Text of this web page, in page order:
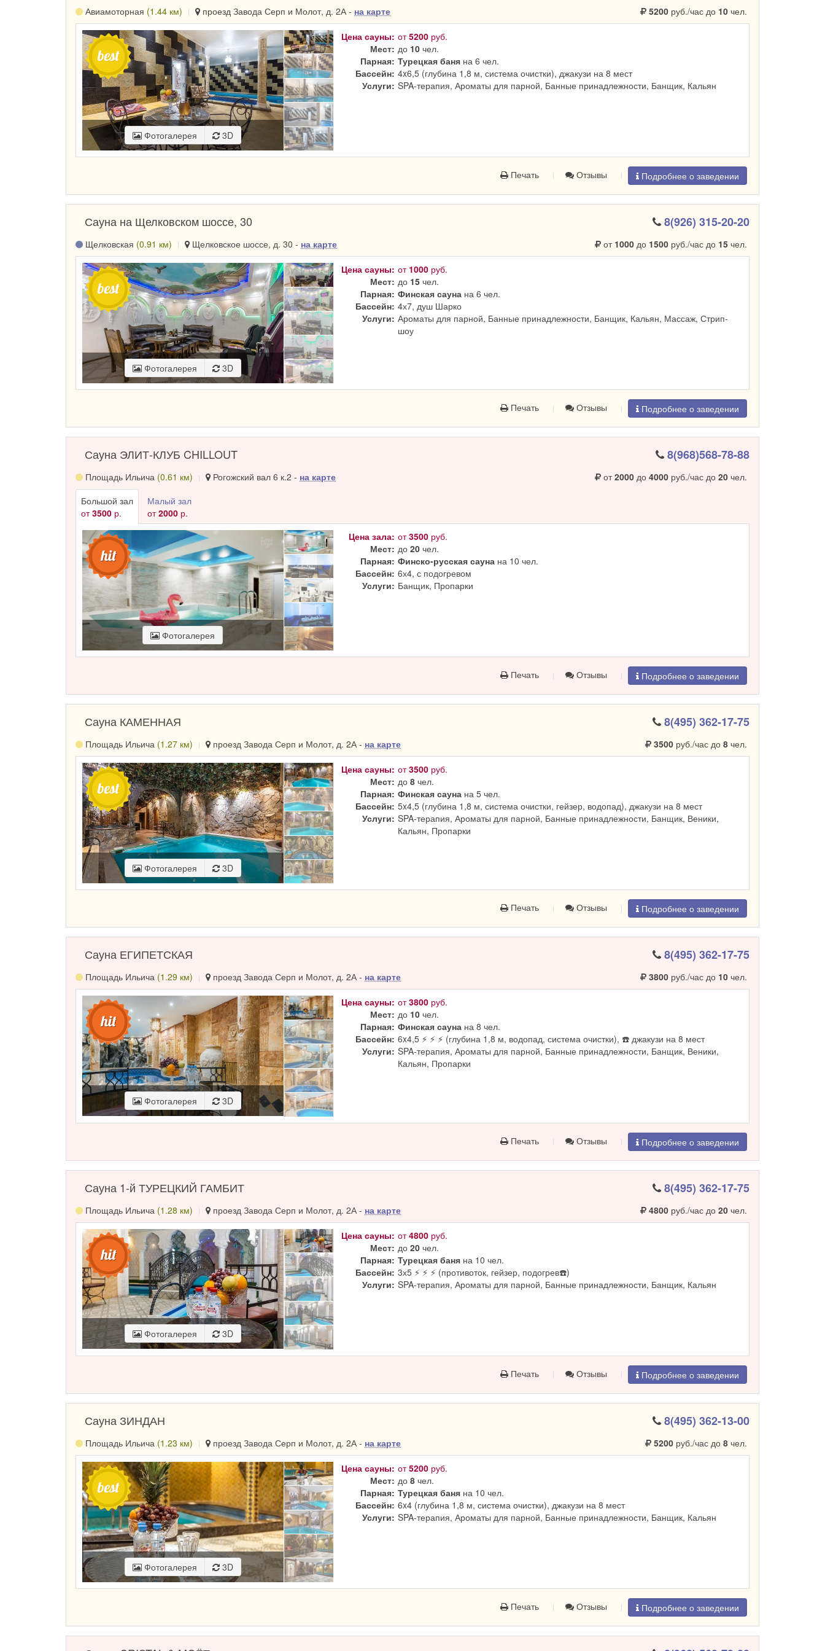
Авиамоторная (1.44 км) проезд Завода Серп и Молот, д. 2А - на карте 5200руб./час до 10чел.
Фотогалерея 3D
Цена сауны: от5200 руб.
Мест: до 10 чел.
Парная: Турецкая баня на 6 чел.
Бассейн: 4x6,5 (глубина 1,8 м, система очистки), джакузи на 8 мест
Услуги: SPA-терапия, Ароматы для парной, Банные принадлежности, Банщик, Кальян
Печать Отзывы Подробнее о заведении
Сауна на Щелковском шоссе, 30 8(926) 315-20-20
Щелковская (0.91 км) Щелковское шоссе, д. 30 - на карте от 1000до 1500руб./час до 15чел.
Фотогалерея 3D
Цена сауны: от 1000 руб.
Мест: до 15 чел.
Парная: Финская сауна на 6 чел.
Бассейн: 4х7, душ Шарко
Услуги: Ароматы для парной, Банные принадлежности, Банщик, Кальян, Массаж, Стрип-
шоу
Печать Отзывы Подробнее о заведении
Сауна ЭЛИТ-КЛУБ CHILLOUT 8(968)568-78-88
Площадь Ильича (0.61 км) Рогожский вал 6 к.2 - на карте от2000до 4000руб./час до 20чел.
Большой зал
от3500 р.
Малый зал
от2000 р.
Фотогалерея
Цена зала: от3500 руб.
Мест: до20 чел.
Парная: Финско-русская сауна на 10 чел.
Бассейн: 6х4, с подогревом
Услуги: Банщик, Пропарки
Печать Отзывы Подробнее о заведении
Сауна КАМЕННАЯ 8(495) 362-17-75
Площадь Ильича (1.27 км) проезд Завода Серп и Молот, д. 2А - на карте 3500руб./час до 8чел.
Фотогалерея 3D
Цена сауны: от3500 руб.
Мест: до8 чел.
Парная: Финская сауна на 5 чел.
Бассейн: 5x4,5 (глубина 1,8 м, система очистки, гейзер, водопад), джакузи на 8 мест
Услуги: SPA-терапия, Ароматы для парной, Банные принадлежности, Банщик, Веники,
Кальян, Пропарки
Печать Отзывы Подробнее о заведении
Сауна ЕГИПЕТСКАЯ 8(495) 362-17-75
Площадь Ильича (1.29 км) проезд Завода Серп и Молот, д. 2А - на карте 3800руб./час до 10чел.
Фотогалерея 3D
Цена сауны: от3800 руб.
Мест: до 10 чел.
Парная: Финская сауна на 8 чел.
Бассейн: 6x4,5 ⚡ ⚡ ⚡ (глубина 1,8 м, водопад, система очистки), ☎️ джакузи на 8 мест
Услуги: SPA-терапия, Ароматы для парной, Банные принадлежности, Банщик, Веники,
Кальян, Пропарки
Печать Отзывы Подробнее о заведении
Сауна 1-й ТУРЕЦКИЙ ГАМБИТ 8(495) 362-17-75
Площадь Ильича (1.28 км) проезд Завода Серп и Молот, д. 2А - на карте 4800руб./час до 20чел.
Фотогалерея 3D
Цена сауны: от4800 руб.
Мест: до20 чел.
Парная: Турецкая баня на 10 чел.
Бассейн: 3х5 ⚡ ⚡ ⚡ (противоток, гейзер, подогрев☎️)
Услуги: SPA-терапия, Ароматы для парной, Банные принадлежности, Банщик, Кальян
Печать Отзывы Подробнее о заведении
Сауна ЗИНДАН 8(495) 362-13-00
Площадь Ильича (1.23 км) проезд Завода Серп и Молот, д. 2А - на карте 5200руб./час до 8чел.
Фотогалерея 3D
Цена сауны: от5200 руб.
Мест: до8 чел.
Парная: Турецкая баня на 10 чел.
Бассейн: 6x4 (глубина 1,8 м, система очистки), джакузи на 8 мест
Услуги: SPA-терапия, Ароматы для парной, Банные принадлежности, Банщик, Кальян
Печать Отзывы Подробнее о заведении